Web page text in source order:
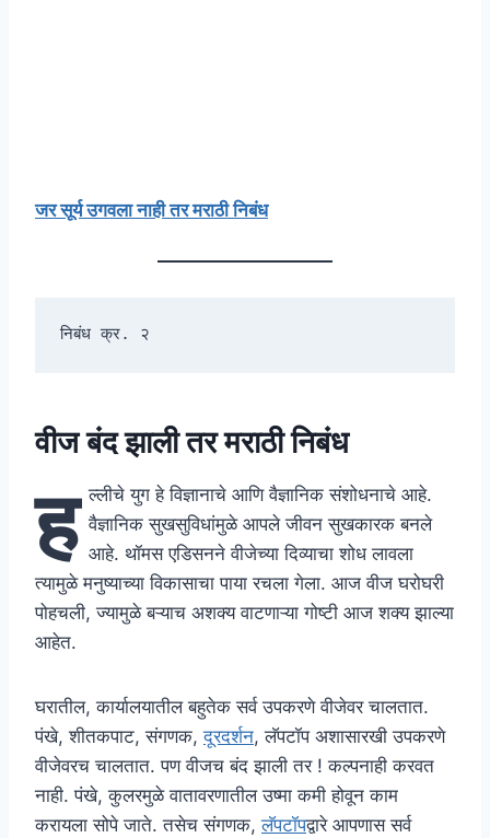
जर सूर्य उगवला नाही तर मराठी निबंध
निबंध क्र. २
वीज बंद झाली तर मराठी निबंध
ह ल्लीचे युग हे विज्ञानाचे आणि वैज्ञानिक संशोधनाचे आहे.
वैज्ञानिक सुखसुविधांमुळे आपले जीवन सुखकारक बनले
आहे. थॉमस एडिसनने वीजेच्या दिव्याचा शोध लावला
त्यामुळे मनुष्याच्या विकासाचा पाया रचला गेला. आज वीज घरोघरी
पोहचली, ज्यामुळे बऱ्याच अशक्य वाटणाऱ्या गोष्टी आज शक्य झाल्या
आहेत.
घरातील, कार्यालयातील बहुतेक सर्व उपकरणे वीजेवर चालतात.
पंखे, शीतकपाट, संगणक,दूरदर्शन, लॅपटॉप अशासारखी उपकरणे
वीजेवरच चालतात. पण वीजच बंद झाली तर ! कल्पनाही करवत
नाही. पंखे, कुलरमुळे वातावरणातील उष्मा कमी होवून काम
करायला सोपे जाते. तसेच संगणक,लॅपटॉपद्वारे आपणास सर्व